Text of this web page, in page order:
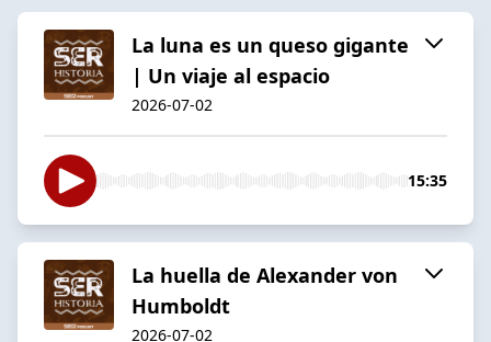
La luna es un queso gigante
| Un viaje al espacio
2026-07-02
15:35
La huella de Alexander von
Humboldt
2026-07-02